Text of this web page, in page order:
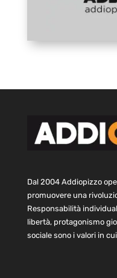
Dal 2004 Addiopizzo
promuovere una
Responsabilità
libertà, protagonismo
sociale sono i valori in